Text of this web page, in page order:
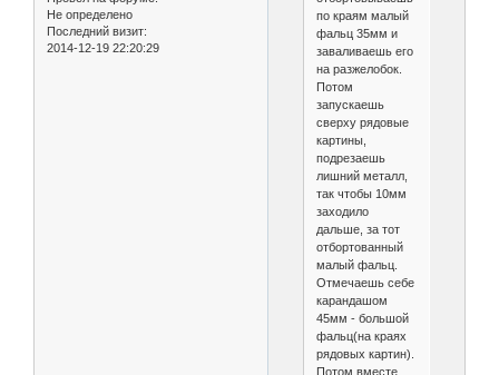
Не определено
Последний визит:
2014-12-19 22:20:29
по краям малый
фальц 35мм и
заваливаешь его
на разжелобок.
Потом
запускаешь
сверху рядовые
картины,
подрезаешь
лишний металл,
так чтобы 10мм
заходило
дальше, за тот
отбортованный
малый фальц.
Отмечаешь себе
карандашом
45мм - большой
фальц(на краях
рядовых картин).
Потом вместе